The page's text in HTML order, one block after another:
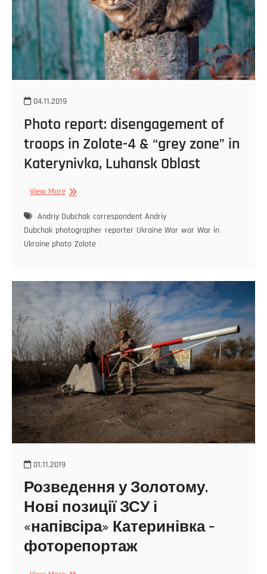
04.11.2019
Photo report: disengagement of
troops in Zolote-4 & “grey zone” in
Katerynivka, Luhansk Oblast
View More
Andriy Dubchak correspondent Andriy
Dubchak photographer reporter Ukraine War war War in
Ukraine photo Zolote
01.11.2019
Розведення у Золотому.
Нові позиції ЗСУ і
«напівсіра» Катеринівка –
фоторепортаж